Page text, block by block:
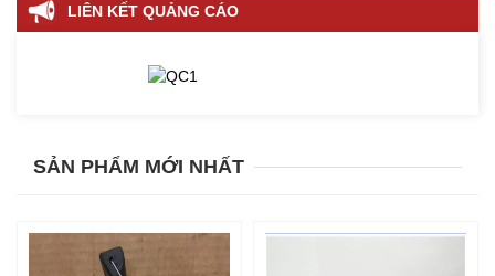
LIÊN KẾT QUẢNG CÁO
SẢN PHẨM MỚI NHẤT